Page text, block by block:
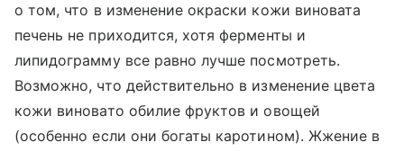
о том, что в изменение окраски кожи виновата
печень не приходится, хотя ферменты и
липидограмму все равно лучше посмотреть.
Возможно, что действительно в изменение цвета
кожи виновато обилие фруктов и овощей
(особенно если они богаты каротином). Жжение в